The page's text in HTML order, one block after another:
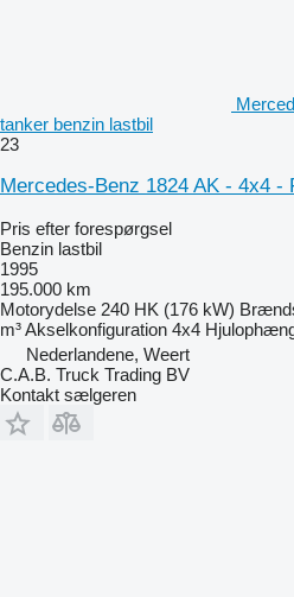
tanker benzin lastbil
23
Mercedes-Benz 1824 AK - 4x4 -
Pris efter forespørgsel
Benzin lastbil
1995
195.000 km
Motorydelse 240 HK (176 kW)
m³Akselkonfiguration 4x4
Nederlandene, Weert
C.A.B. Truck Trading BV
Kontakt sælgeren